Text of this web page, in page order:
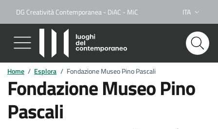
DG Creatività Contemporanea - DiAC - MiC Lingua
ITA
Home / Esplora / Fondazione Museo Pino Pascali
Fondazione Museo Pino
Pascali